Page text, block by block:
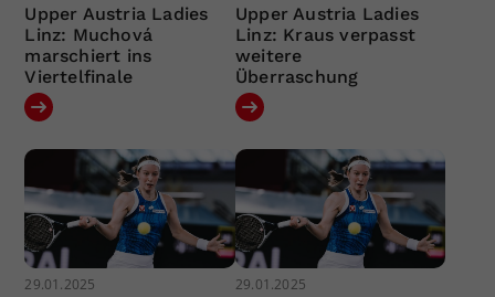
Upper Austria Ladies
Linz: Muchová
marschiert ins
Viertelfinale
Upper Austria Ladies
Linz: Kraus verpasst
weitere
Überraschung
29.01.2025 29.01.2025